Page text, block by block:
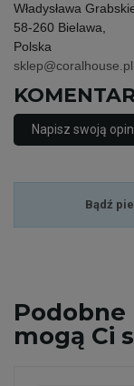
Władysława
58-260 Bielawa,
Polska
sklep@coralhouse.pl
Napisz swoją
Bądź
Podobne
mogą Ci